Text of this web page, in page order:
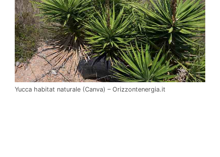
Yucca habitat naturale (Canva) – Orizzontenergia.it